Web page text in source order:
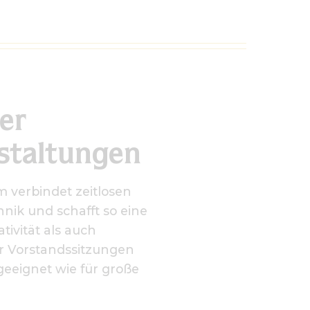
verbindet zeitlosen
und schafft so eine
als auch
Vorstandssitzungen
wie für große